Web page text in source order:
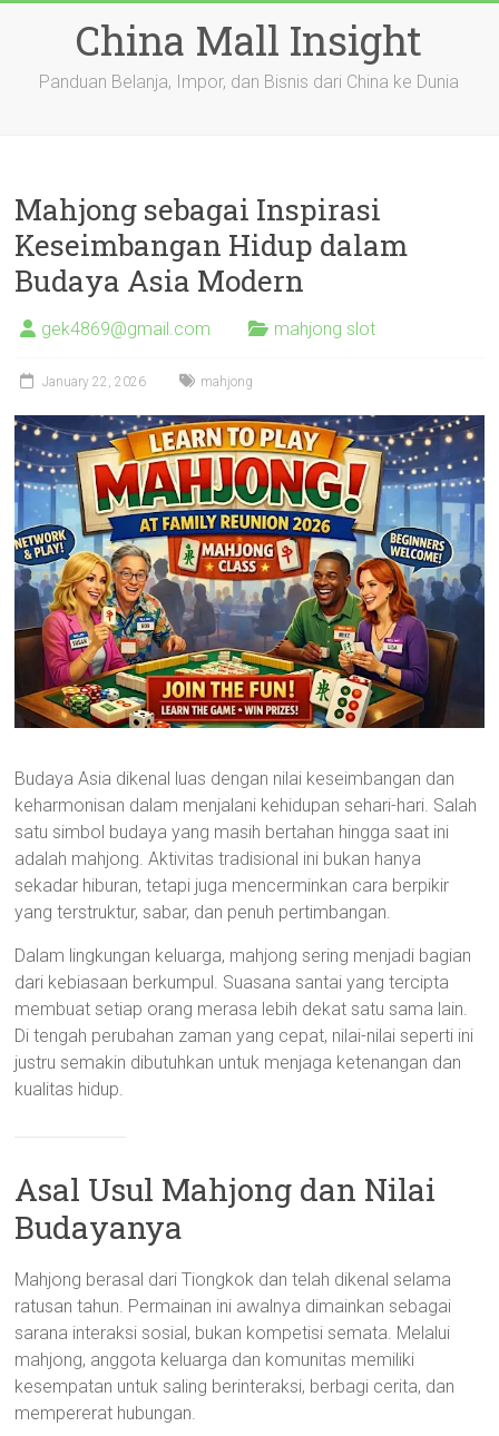
China Mall Insight
Panduan Belanja, Impor, dan Bisnis dari China ke Dunia
Mahjong sebagai Inspirasi
Keseimbangan Hidup dalam
Budaya Asia Modern
gek4869@gmail.com mahjong slot
January 22, 2026 mahjong
Budaya Asia dikenal luas dengan nilai keseimbangan dan
keharmonisan dalam menjalani kehidupan sehari-hari. Salah
satu simbol budaya yang masih bertahan hingga saat ini
adalah mahjong. Aktivitas tradisional ini bukan hanya
sekadar hiburan, tetapi juga mencerminkan cara berpikir
yang terstruktur, sabar, dan penuh pertimbangan.
Dalam lingkungan keluarga, mahjong sering menjadi bagian
dari kebiasaan berkumpul. Suasana santai yang tercipta
membuat setiap orang merasa lebih dekat satu sama lain.
Di tengah perubahan zaman yang cepat, nilai-nilai seperti ini
justru semakin dibutuhkan untuk menjaga ketenangan dan
kualitas hidup.
Asal Usul Mahjong dan Nilai
Budayanya
Mahjong berasal dari Tiongkok dan telah dikenal selama
ratusan tahun. Permainan ini awalnya dimainkan sebagai
sarana interaksi sosial, bukan kompetisi semata. Melalui
mahjong, anggota keluarga dan komunitas memiliki
kesempatan untuk saling berinteraksi, berbagi cerita, dan
mempererat hubungan.